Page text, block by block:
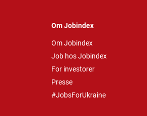
Om Jobindex
Om Jobindex
Job hos Jobindex
For investorer
Presse
#JobsForUkraine